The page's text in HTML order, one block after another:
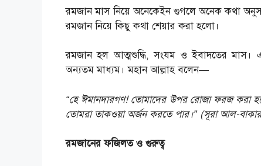
রমজান মাস নিয়ে অনেকেইন গুগলে অনেক কথা
রমজান নিয়ে কিছু কথা শেয়ার করা হলো।
রমজান হল আত্মশুদ্ধি, সংযম ও ইবাদতের মাস।
অন্যতম মাধ্যম। মহান আল্লাহ বলেন—
“হে ঈমানদারগণ! তোমাদের উপর রোজা ফরজ করা
তোমরা তাকওয়া অর্জন করতে পার।” (সূরা আল-
রমজানের ফজিলত ও গুরুত্ব